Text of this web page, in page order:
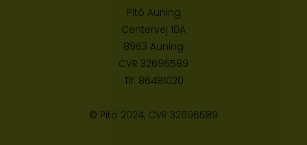
Pitó Auning
Centervej 10A
8963 Auning
CVR 32696589
Tlf: 86481020
© Pitó 2024, CVR 32696589